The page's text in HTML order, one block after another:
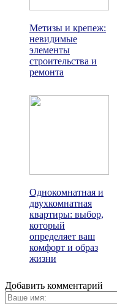
Метизы и крепеж:
невидимые
элементы
строительства и
ремонта
Однокомнатная и
двухкомнатная
квартиры: выбор,
который
определяет ваш
комфорт и образ
жизни
Добавить комментарий